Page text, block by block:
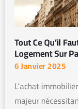
Tout Ce Qu’il
Logement Sur
6 Janvier 2025
L’achat
majeur